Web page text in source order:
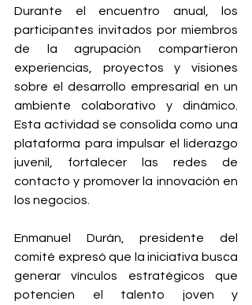
Durante el encuentro anual, los
participantes invitados por miembros
de la agrupación compartieron
experiencias, proyectos y visiones
sobre el desarrollo empresarial en un
ambiente colaborativo y dinámico.
Esta actividad se consolida como una
plataforma para impulsar el liderazgo
juvenil, fortalecer las redes de
contacto y promover la innovación en
los negocios.
Enmanuel Durán, presidente del
comité expresó que la iniciativa busca
generar vínculos estratégicos que
potencien el talento joven y